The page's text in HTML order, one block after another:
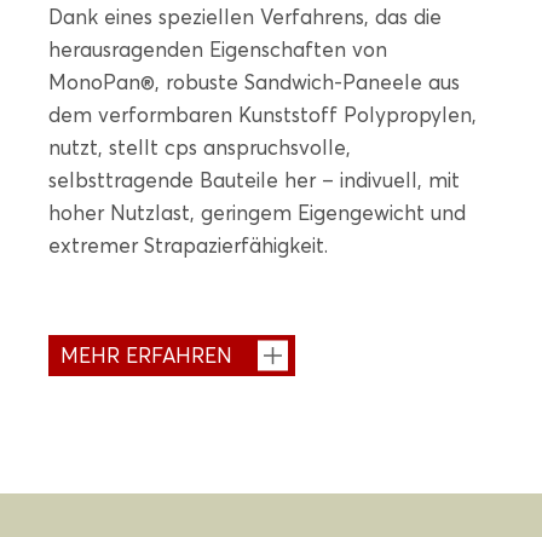
Dank eines speziellen Verfahrens, das die
herausragenden Eigenschaften von
MonoPan®, robuste Sandwich-Paneele aus
dem verformbaren Kunststoff Polypropylen,
nutzt, stellt cps anspruchsvolle,
selbsttragende Bauteile her – indivuell, mit
hoher Nutzlast, geringem Eigengewicht und
extremer Strapazierfähigkeit.
MEHR ERFAHREN